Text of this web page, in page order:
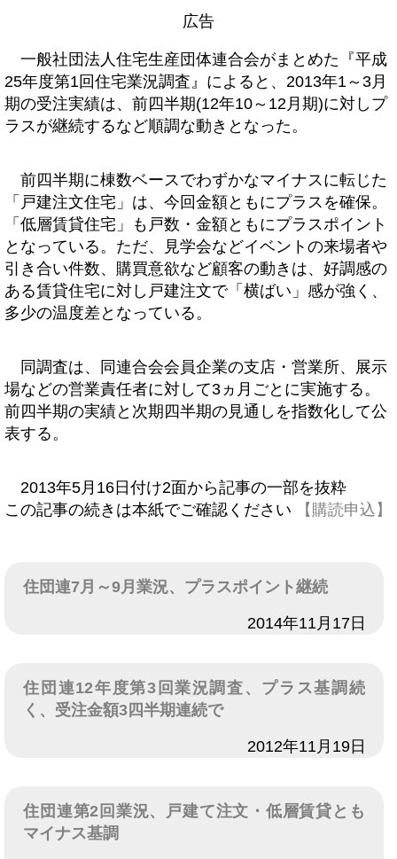
広告
一般社団法人住宅生産団体連合会がまとめた『平成
25年度第1回住宅業況調査』によると、2013年1～3月
期の受注実績は、前四半期(12年10～12月期)に対しプ
ラスが継続するなど順調な動きとなった。
前四半期に棟数ベースでわずかなマイナスに転じた
「戸建注文住宅」は、今回金額ともにプラスを確保。
「低層賃貸住宅」も戸数・金額ともにプラスポイント
となっている。ただ、見学会などイベントの来場者や
引き合い件数、購買意欲など顧客の動きは、好調感の
ある賃貸住宅に対し戸建注文で「横ばい」感が強く、
多少の温度差となっている。
同調査は、同連合会会員企業の支店・営業所、展示
場などの営業責任者に対して3ヵ月ごとに実施する。
前四半期の実績と次期四半期の見通しを指数化して公
表する。
2013年5月16日付け2面から記事の一部を抜粋
この記事の続きは本紙でご確認ください
【購読申込】
住団連7月～9月業況、プラスポイント継続
2014年11月17日
住団連12年度第3回業況調査、プラス基調続
く、受注金額3四半期連続で
2012年11月19日
住団連第2回業況、戸建て注文・低層賃貸とも
マイナス基調